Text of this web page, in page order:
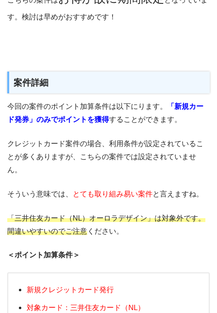
す。検討は早めがおすすめです！
案件詳細
今回の案件のポイント加算条件は以下にります。
「新規カー
ド発券」のみでポイントを獲得することができます。
クレジットカード案件の場合、利用条件が設定されているこ
とが多くありますが、こちらの案件では設定されていませ
ん。
そういう意味では、 とても取り組み易い案件と言えますね。
「三井住友カード（NL）オーロラデザイン」は対象外です。
間違いやすいのでご注意 ください。
＜ポイント加算条件＞
新規クレジットカード発行
対象カード：三井住友カード（NL）